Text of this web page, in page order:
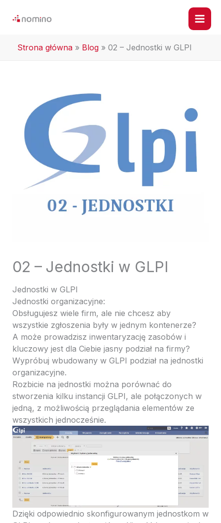
Strona główna » Blog » 02 – Jednostki w GLPI
02 – Jednostki w GLPI
Jednostki w GLPI
Jednostki organizacyjne:
Obsługujesz wiele firm, ale nie chcesz aby
wszystkie zgłoszenia były w jednym kontenerze?
A może prowadzisz inwentaryzację zasobów i
kluczowy jest dla Ciebie jasny podział na firmy?
Wypróbuj wbudowany w GLPI podział na jednostki
organizacyjne.
Rozbicie na jednostki można porównać do
stworzenia kilku instancji GLPI, ale połączonych w
jedną, z możliwością przeglądania elementów ze
wszystkich jednocześnie.
Dzięki odpowiednio skonfigurowanym jednostkom w